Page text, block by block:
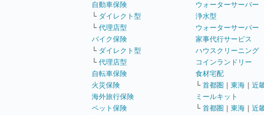
自動車保険
└ ダイレクト型
└ 代理店型
バイク保険
└ ダイレクト型
└ 代理店型
自転車保険
火災保険
海外旅行保険
ペット保険
ウォーターサーバー
浄水型
ウォーターサーバー
家事代行サービス
ハウスクリーニング
コインランドリー
食材宅配
└ 首都圏 ｜ 東海 ｜ 近
ミールキット
└ 首都圏 ｜ 東海 ｜ 近